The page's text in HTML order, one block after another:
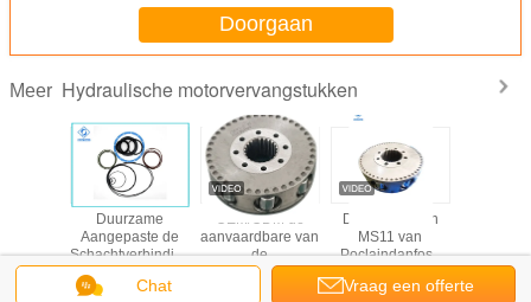
Doorgaan
Meer Hydraulische motorvervangstukken
Duurzame
Aangepaste de
Schachtverbindingen
van de Grootte
Hydraulische
OEM/ODM de
aanvaardbare van
de
Motorvervangstukken
MS05 van Poclain
De Motordelen
MS11 van
Poclaindanfoss
Hydraulische
Roterende
Motor van
Chat Vraag een offerte